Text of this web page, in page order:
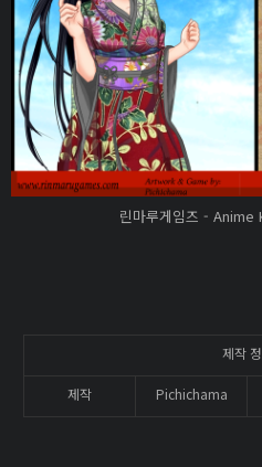
린마루게임즈 -
제작
제작 Pichichama